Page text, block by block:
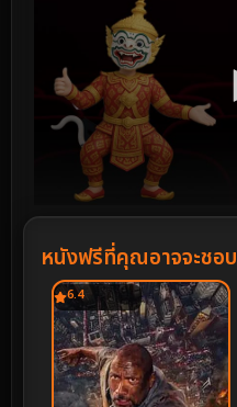
หนังฟรีที่คุณอาจจะชอบ
6.4